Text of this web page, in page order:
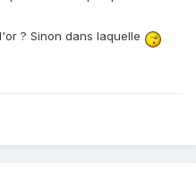
? Sinon dans laquelle